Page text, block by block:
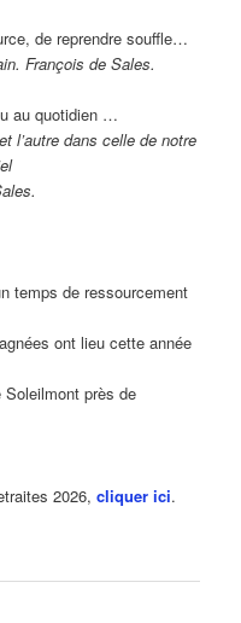
de reprendre souffle…
François de Sales.
au quotidien …
l’autre dans celle de notre
temps de ressourcement
ont lieu cette année
Soleilmont près de
2026,cliquer ici.